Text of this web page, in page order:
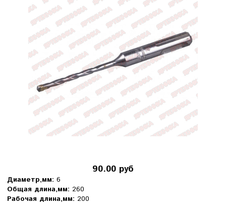
90.00 руб
Диаметр,мм: 6
Общая длина,мм: 260
Рабочая длина,мм: 200